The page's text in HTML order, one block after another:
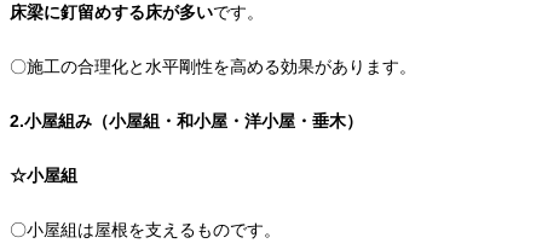
床梁に釘留めする床が多いです。
〇施工の合理化と水平剛性を高める効果があります。
2.小屋組み（小屋組・和小屋・洋小屋・垂木）
☆小屋組
〇小屋組は屋根を支えるものです。